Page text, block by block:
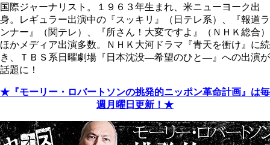
国際ジャーナリスト。１９６３年生まれ、米ニューヨーク出
身。レギュラー出演中の『スッキリ』（日テレ系）、『報道ラ
ンナー』（関テレ）、『所さん！大変ですよ』（ＮＨＫ総合）
ほかメディア出演多数。ＮＨＫ大河ドラマ『青天を衝け』に続
き、ＴＢＳ系日曜劇場『日本沈没―希望のひと―』への出演が
話題に！
★『モーリー・ロバートソンの挑発的ニッポン革命計画』は毎
週月曜日更新！★